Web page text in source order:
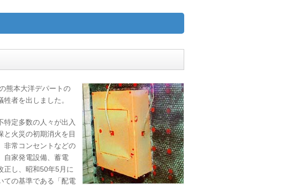
熊本大洋デパートの
者を出しました。
特定多数の人々が出入
と火災の初期消火を目
非常コンセントなどの
自家発電設備、蓄電
正し、昭和50年5月に
ての基準である「配電